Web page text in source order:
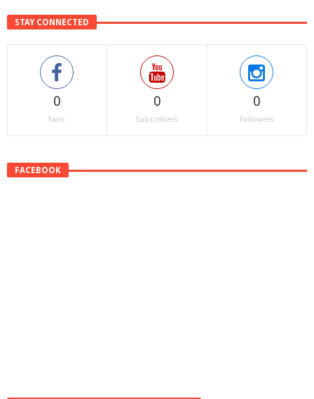
STAY CONNECTED
0
Fans
0
Subscribers
0
Followers
FACEBOOK